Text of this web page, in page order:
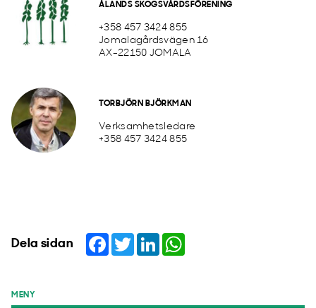
ÅLANDS SKOGSVÅRDSFÖRENING
+358 457 3424 855
Jomalagårdsvägen 16
AX-22150 JOMALA
TORBJÖRN BJÖRKMAN
Verksamhetsledare
+358 457 3424 855
Dela sidan Facebook
TwitterLinkedIn
MENY